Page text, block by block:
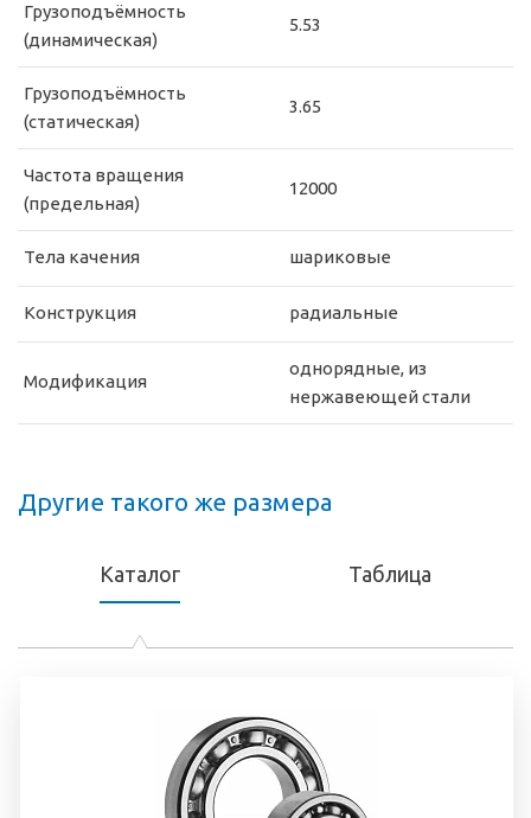
Грузоподъёмность
(динамическая)
5.53
Грузоподъёмность
(статическая)
3.65
Частота вращения
(предельная)
12000
Тела качения шариковые
Конструкция радиальные
Модификация
однорядные, из
нержавеющей стали
Другие такого же размера
Каталог Таблица